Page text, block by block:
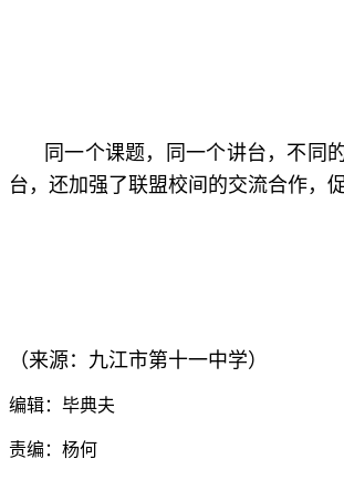
同一个课题，同一个讲台，不同
台，还加强了联盟校间的交流合作，
（来源：九江市第十一中学）
编辑：毕典夫
责编：杨何